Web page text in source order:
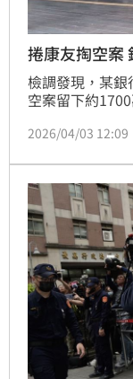
捲康友掏空案
檢調發現，某
空案留下約
品，北檢2日搜
2026/04/03 12:09